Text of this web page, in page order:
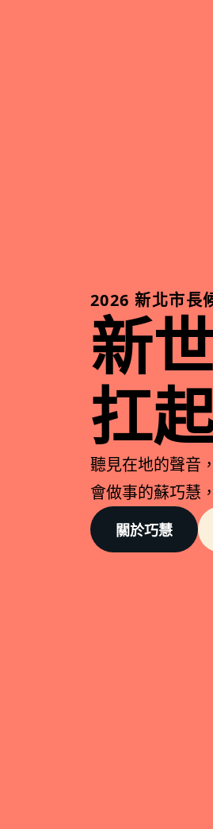
2026 新北市長
新
扛
聽見在地的聲音
會做事的蘇巧慧
關於巧慧